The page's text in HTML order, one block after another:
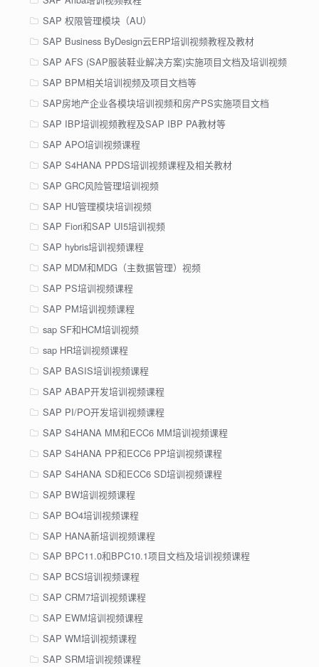
SAP 权限管理模块（AU）
SAP Business ByDesign云ERP培训视频教程及教材
SAP AFS (SAP服装鞋业解决方案)实施项目文档及培训视频
SAP BPM相关培训视频及项目文档等
SAP房地产企业各模块培训视频和房产PS实施项目文档
SAP IBP培训视频教程及SAP IBP PA教材等
SAP APO培训视频课程
SAP S4HANA PPDS培训视频课程及相关教材
SAP GRC风险管理培训视频
SAP HU管理模块培训视频
SAP Fiori和SAP UI5培训视频
SAP hybris培训视频课程
SAP MDM和MDG（主数据管理）视频
SAP PS培训视频课程
SAP PM培训视频课程
sap SF和HCM培训视频
sap HR培训视频课程
SAP BASIS培训视频课程
SAP ABAP开发培训视频课程
SAP PI/PO开发培训视频课程
SAP S4HANA MM和ECC6 MM培训视频课程
SAP S4HANA PP和ECC6 PP培训视频课程
SAP S4HANA SD和ECC6 SD培训视频课程
SAP BW培训视频课程
SAP BO4培训视频课程
SAP HANA新培训视频课程
SAP BPC11.0和BPC10.1项目文档及培训视频课程
SAP BCS培训视频课程
SAP CRM7培训视频课程
SAP EWM培训视频课程
SAP WM培训视频课程
SAP SRM培训视频课程